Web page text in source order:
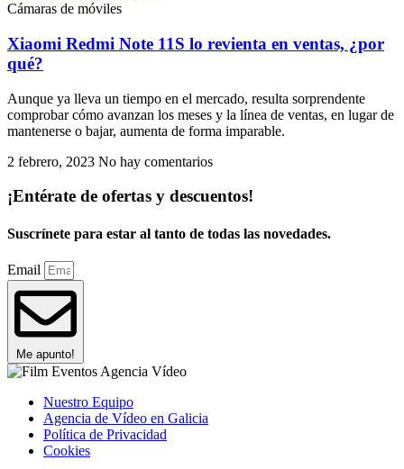
Cámaras de móviles
Xiaomi Redmi Note 11S lo revienta en ventas, ¿por
qué?
Aunque ya lleva un tiempo en el mercado, resulta sorprendente
comprobar cómo avanzan los meses y la línea de ventas, en lugar de
mantenerse o bajar, aumenta de forma imparable.
2 febrero, 2023 No hay comentarios
¡Entérate de ofertas y descuentos!
Suscrínete para estar al tanto de todas las novedades.
Email
Me apunto!
Nuestro Equipo
Agencia de Vídeo en Galicia
Política de Privacidad
Cookies